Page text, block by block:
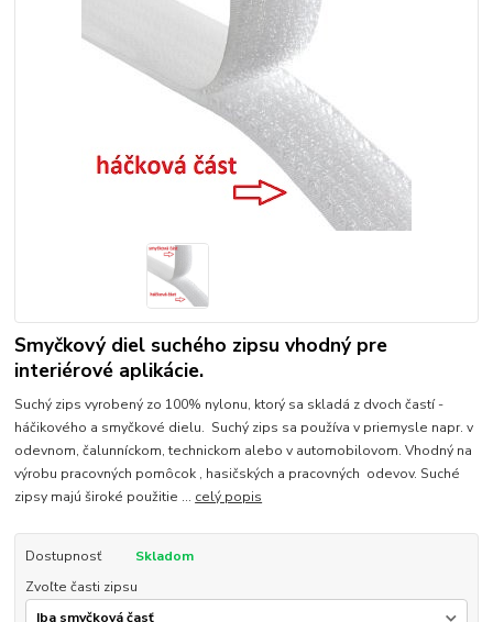
Smyčkový diel suchého zipsu vhodný pre
interiérové aplikácie.
Suchý zips vyrobený zo 100% nylonu, ktorý sa skladá z dvoch častí -
háčikového a smyčkové dielu. Suchý zips sa používa v priemysle napr. v
odevnom, čalunníckom, technickom alebo v automobilovom. Vhodný na
výrobu pracovných pomôcok , hasičských a pracovných odevov. Suché
zipsy majú široké použitie ... celý popis
Dostupnosť
Skladom
Zvoľte časti zipsu